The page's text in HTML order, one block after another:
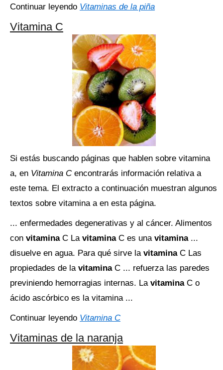
Continuar leyendo Vitaminas de la piña
Vitamina C
Si estás buscando páginas que hablen sobre vitamina
a, en Vitamina Cencontrarás información relativa a
este tema. El extracto a continuación muestran algunos
textos sobre vitamina a en esta página.
... enfermedades degenerativas y al cáncer. Alimentos
con vitamina C La vitamina C es una vitamina ...
disuelve en agua. Para qué sirve la vitamina C Las
propiedades de la vitamina C ... refuerza las paredes
previniendo hemorragias internas. La vitamina C o
ácido ascórbico es la vitamina ...
Continuar leyendo Vitamina C
Vitaminas de la naranja